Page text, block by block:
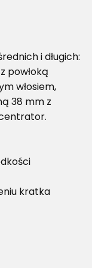
i długich:
powłoką
włosiem,
38 mm z
kratka